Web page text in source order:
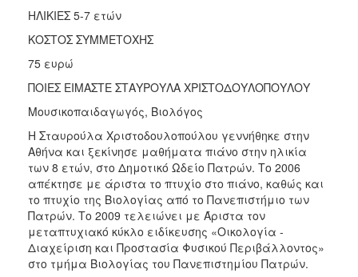
ΗΛΙΚΙΕΣ 5-7 ετών
ΚΟΣΤΟΣ ΣΥΜΜΕΤΟΧΗΣ
75 ευρώ
ΠΟΙΕΣ ΕΙΜΑΣΤΕ ΣΤΑΥΡΟΥΛΑ ΧΡΙΣΤΟΔΟΥΛΟΠΟΥΛΟΥ
Μουσικοπαιδαγωγός, Βιολόγος
Η Σταυρούλα Χριστοδουλοπούλου γεννήθηκε στην
Αθήνα και ξεκίνησε μαθήματα πιάνο στην ηλικία
των 8 ετών, στο Δημοτικό Ωδείο Πατρών. Το 2006
απέκτησε με άριστα το πτυχίο στο πιάνο, καθώς και
το πτυχίο της Βιολογίας από το Πανεπιστήμιο των
Πατρών. Το 2009 τελειώνει με Άριστα τον
μεταπτυχιακό κύκλο ειδίκευσης «Οικολογία -
Διαχείριση και Προστασία Φυσικού Περιβάλλοντος»
στο τμήμα Βιολογίας του Πανεπιστημίου Πατρών.